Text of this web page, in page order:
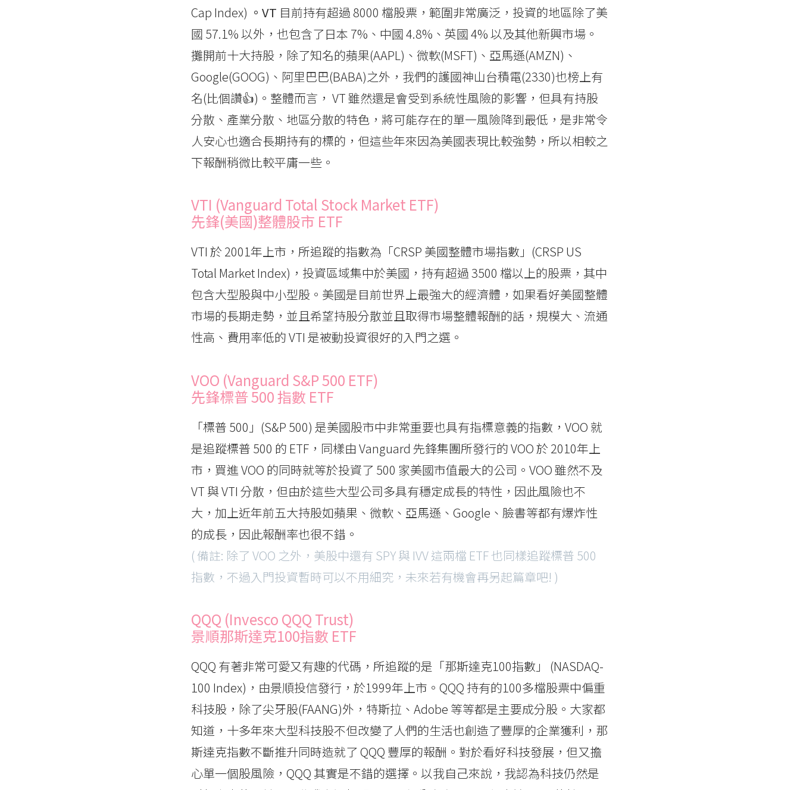
Cap Index) 。VT 目前持有超過 8000 檔股票，範圍非常廣泛，投資的地區除了美
國 57.1% 以外，也包含了日本 7%、中國 4.8%、英國 4% 以及其他新興市場。
攤開前十大持股，除了知名的蘋果(AAPL)、微軟(MSFT)、亞馬遜(AMZN)、
Google(GOOG)、阿里巴巴(BABA)之外，我們的護國神山台積電(2330)也榜上有
名(比個讚👍)。整體而言， VT 雖然還是會受到系統性風險的影響，但具有持股
分散、產業分散、地區分散的特色，將可能存在的單一風險降到最低，是非常令
人安心也適合長期持有的標的，但這些年來因為美國表現比較強勢，所以相較之
下報酬稍微比較平庸一些。
VTI (Vanguard Total Stock Market ETF)
先鋒(美國)整體股市 ETF
VTI 於 2001年上市，所追蹤的指數為「CRSP 美國整體市場指數」(CRSP US
Total Market Index)，投資區域集中於美國，持有超過 3500 檔以上的股票，其中
包含大型股與中小型股。美國是目前世界上最強大的經濟體，如果看好美國整體
市場的長期走勢，並且希望持股分散並且取得市場整體報酬的話，規模大、流通
性高、費用率低的 VTI 是被動投資很好的入門之選。
VOO (Vanguard S&P 500 ETF)
先鋒標普 500 指數 ETF
「標普 500」(S&P 500) 是美國股市中非常重要也具有指標意義的指數，VOO 就
是追蹤標普 500 的 ETF，同樣由 Vanguard 先鋒集團所發行的 VOO 於 2010年上
市，買進 VOO 的同時就等於投資了 500 家美國市值最大的公司。VOO 雖然不及
VT 與 VTI 分散，但由於這些大型公司多具有穩定成長的特性，因此風險也不
大，加上近年前五大持股如蘋果、微軟、亞馬遜、Google、臉書等都有爆炸性
的成長，因此報酬率也很不錯。
( 備註: 除了 VOO 之外，美股中還有 SPY 與 IVV 這兩檔 ETF 也同樣追蹤標普 500
指數，不過入門投資暫時可以不用細究，未來若有機會再另起篇章吧! )
QQQ (Invesco QQQ Trust)
景順那斯達克100指數 ETF
QQQ 有著非常可愛又有趣的代碼，所追蹤的是「那斯達克100指數」 (NASDAQ-
100 Index)，由景順投信發行，於1999年上市。QQQ 持有的100多檔股票中偏重
科技股，除了尖牙股(FAANG)外，特斯拉、Adobe 等等都是主要成分股。大家都
知道，十多年來大型科技股不但改變了人們的生活也創造了豐厚的企業獲利，那
斯達克指數不斷推升同時造就了 QQQ 豐厚的報酬。對於看好科技發展，但又擔
心單一個股風險，QQQ 其實是不錯的選擇。以我自己來說，我認為科技仍然是